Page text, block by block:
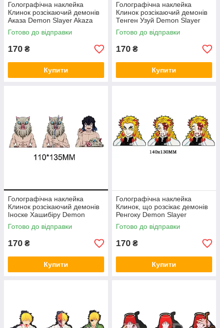
Голографічна наклейка
Клинок розсікаючий демонів
Аказа Demon Slayer Akaza
130x130 мм
Готово до відправки
170 ₴
Купити
Голографічна наклейка
Клинок розсікаючий демонів
Тенген Узуй Demon Slayer
Uzui Tengen 110x135 мм
Готово до відправки
170 ₴
Купити
Голографічна наклейка
Клинок розсікаючий демонів
Іноске Хашибіру Demon
Slayer Inosuke Hashibira
110x135 мм
Готово до відправки
170 ₴
Купити
Голографічна наклейка
Клинок, що розсікає демонів
Ренгоку Demon Slayer
Rengoku
Готово до відправки
170 ₴
Купити